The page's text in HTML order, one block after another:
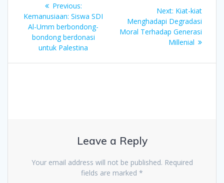
navigation
Previous:
post:
Kemanusiaan: Siswa SDI
Al-Umm berbondong-
bondong berdonasi
untuk Palestina
Next: Next
post:
Kiat-kiat
Menghadapi Degradasi
Moral Terhadap Generasi
Millenial
Leave a Reply
Your email address will not be published. Required
fields are marked *